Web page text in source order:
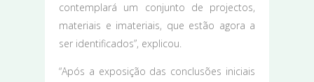
contemplará um conjunto de projectos,
materiais e imateriais, que estão agora a
ser identificados”, explicou.
“Após a exposição das conclusões iniciais